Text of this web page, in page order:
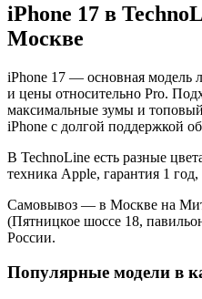
iPhone 17 в
Москве
iPhone 17 — основная модель
и цены относительно Pro.
максимальные зумы и
iPhone с долгой поддержкой
В TechnoLine есть разные
техника Apple, гарантия 1 год,
Самовывоз — в Москве на
(Пятницкое шоссе 18,
России.
Популярные модели в